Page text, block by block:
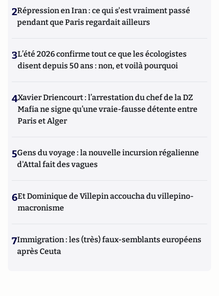
2Répression en Iran : ce qui s'est vraiment passé
pendant que Paris regardait ailleurs
3L’été 2026 confirme tout ce que les écologistes
disent depuis 50 ans : non, et voilà pourquoi
4Xavier Driencourt : l’arrestation du chef de la DZ
Mafia ne signe qu’une vraie-fausse détente entre
Paris et Alger
5Gens du voyage : la nouvelle incursion régalienne
d'Attal fait des vagues
6Et Dominique de Villepin accoucha du villepino-
macronisme
7Immigration : les (très) faux-semblants européens
après Ceuta